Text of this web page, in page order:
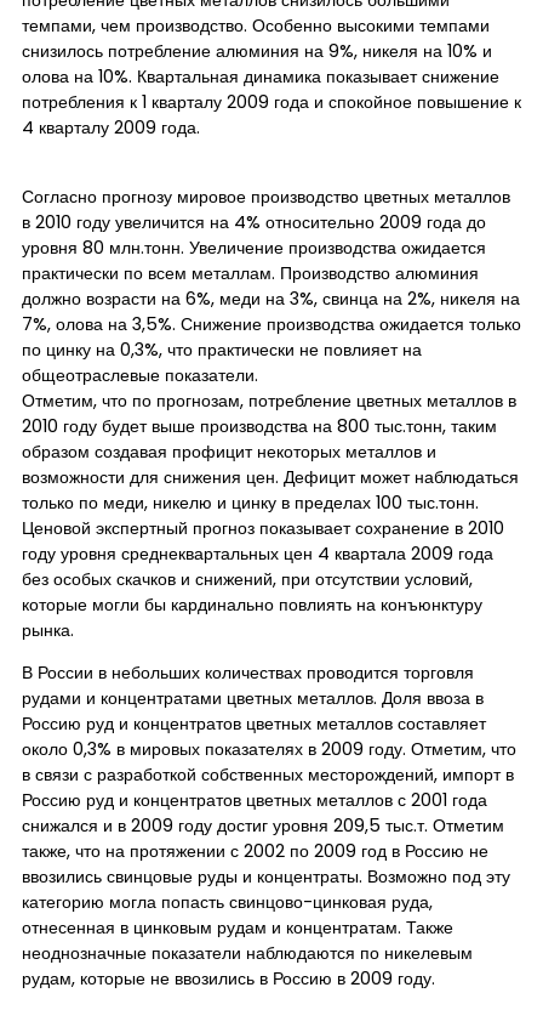
темпами, чем производство. Особенно высокими темпами
снизилось потребление алюминия на 9%, никеля на 10% и
олова на 10%. Квартальная динамика показывает снижение
потребления к 1 кварталу 2009 года и спокойное повышение к
4 кварталу 2009 года.
Согласно прогнозу мировое производство цветных металлов
в 2010 году увеличится на 4% относительно 2009 года до
уровня 80 млн.тонн. Увеличение производства ожидается
практически по всем металлам. Производство алюминия
должно возрасти на 6%, меди на 3%, свинца на 2%, никеля на
7%, олова на 3,5%. Снижение производства ожидается только
по цинку на 0,3%, что практически не повлияет на
общеотраслевые показатели.
Отметим, что по прогнозам, потребление цветных металлов в
2010 году будет выше производства на 800 тыс.тонн, таким
образом создавая профицит некоторых металлов и
возможности для снижения цен. Дефицит может наблюдаться
только по меди, никелю и цинку в пределах 100 тыс.тонн.
Ценовой экспертный прогноз показывает сохранение в 2010
году уровня среднеквартальных цен 4 квартала 2009 года
без особых скачков и снижений, при отсутствии условий,
которые могли бы кардинально повлиять на конъюнктуру
рынка.
В России в небольших количествах проводится торговля
рудами и концентратами цветных металлов. Доля ввоза в
Россию руд и концентратов цветных металлов составляет
около 0,3% в мировых показателях в 2009 году. Отметим, что
в связи с разработкой собственных месторождений, импорт в
Россию руд и концентратов цветных металлов с 2001 года
снижался и в 2009 году достиг уровня 209,5 тыс.т. Отметим
также, что на протяжении с 2002 по 2009 год в Россию не
ввозились свинцовые руды и концентраты. Возможно под эту
категорию могла попасть свинцово-цинковая руда,
отнесенная в цинковым рудам и концентратам. Также
неоднозначные показатели наблюдаются по никелевым
рудам, которые не ввозились в Россию в 2009 году.